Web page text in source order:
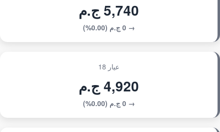
5,740 ج.م
→ 0 ج.م (0.00%)
عيار 18
4,920 ج.م
→ 0 ج.م (0.00%)